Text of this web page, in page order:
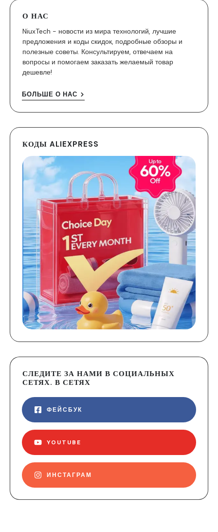
О НАС
NiuxTech - новости из мира технологий, лучшие
предложения и коды скидок, подробные обзоры и
полезные советы. Консультируем, отвечаем на
вопросы и помогаем заказать желаемый товар
дешевле!
БОЛЬШЕ О НАС
КОДЫ ALIEXPRESS
СЛЕДИТЕ ЗА НАМИ В СОЦИАЛЬНЫХ
СЕТЯХ. В СЕТЯХ
ФЕЙСБУК
YOUTUBE
ИНСТАГРАМ